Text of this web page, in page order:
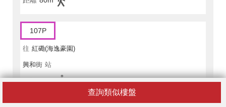
查詢類似樓盤
107P
往 紅磡(海逸豪園)
興和街 站
距離 50m